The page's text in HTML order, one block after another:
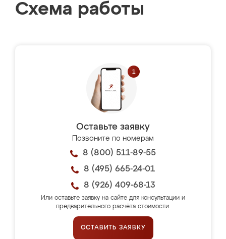
Схема работы
Оставьте заявку
Позвоните по номерам
8 (800) 511-89-55
8 (495) 665-24-01
8 (926) 409-68-13
Или оставьте заявку на сайте для консультации и
предварительного расчёта стоимости.
ОСТАВИТЬ ЗАЯВКУ